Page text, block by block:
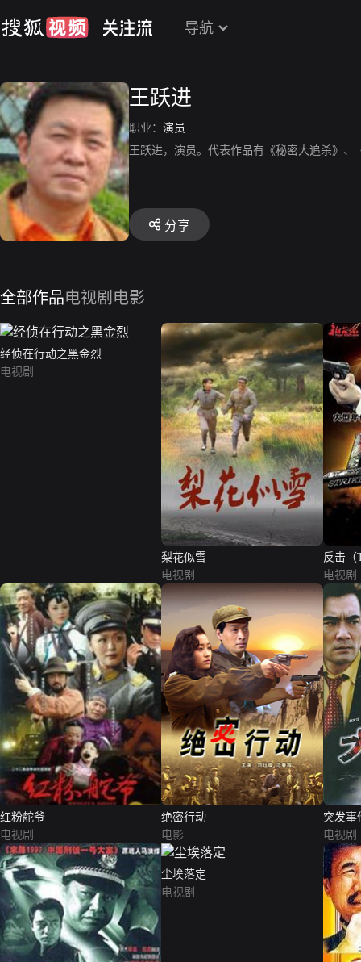
导航
王跃进
职业： 演员
王跃进，演员。代表作品有《秘密大追杀》
分享
全部作品电视剧 电影
经侦在行动之黑金烈
电视剧
梨花似雪
电视剧
反击（
电视剧
红粉舵爷
电视剧
绝密行动
电影
突发事
电视剧
尘埃落定
电视剧